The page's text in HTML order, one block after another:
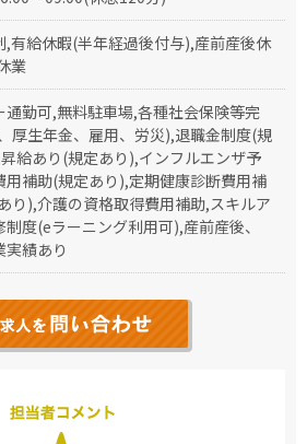
,有給休暇(半年経過後付与),産前産後休
業
通勤可,無料駐車場,各種社会保険等完
厚生年金、雇用、労災),退職金制度(規
給あり(規定あり),インフルエンザ予
用補助(規定あり),定期健康診断費用補
り),介護の資格取得費用補助,スキルア
制度(eラーニング利用可),産前産後、
実績あり